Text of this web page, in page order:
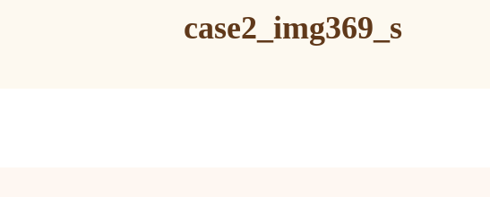
case2_img369_s